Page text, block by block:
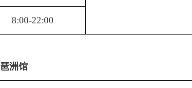
8:00-22:00
琶洲馆